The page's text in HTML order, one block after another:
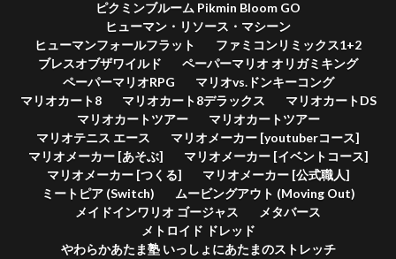
ピクミンブルーム Pikmin Bloom GO
ヒューマン・リソース・マシーン
ヒューマンフォールフラット
ファミコンリミックス1+2
ブレスオブザワイルド
ペーパーマリオ オリガミキング
ペーパーマリオRPG
マリオvs.ドンキーコング
マリオカート8
マリオカート8デラックス
マリオカートDS
マリオカートツアー
マリオカートツアー
マリオテニス エース
マリオメーカー [youtuberコース]
マリオメーカー [あそぶ]
マリオメーカー [イベントコース]
マリオメーカー [つくる]
マリオメーカー [公式職人]
ミートピア (Switch)
ムービングアウト (Moving Out)
メイドインワリオ ゴージャス
メタバース
メトロイド ドレッド
やわらかあたま塾 いっしょにあたまのストレッチ